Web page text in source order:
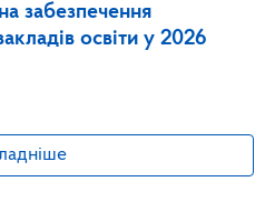
забезпечення
освіти у 2026